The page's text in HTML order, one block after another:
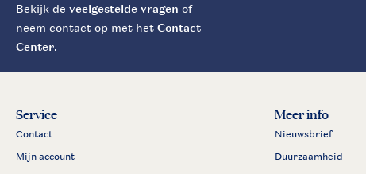
Bekijk de veelgestelde vragen of
neem contact op met het Contact
Center.
Service
Contact
Mijn account
Meer info
Nieuwsbrief
Duurzaamheid